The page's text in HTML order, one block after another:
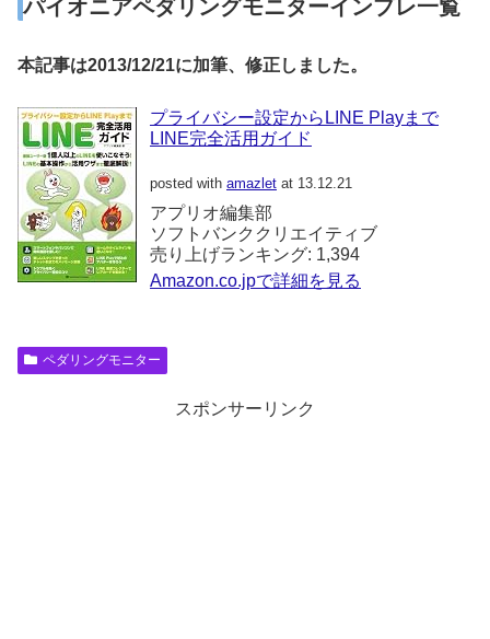
パイオニアペダリングモニターインプレ一覧
本記事は2013/12/21に加筆、修正しました。
プライバシー設定からLINE Playまで
LINE完全活用ガイド
posted with amazlet at 13.12.21
アプリオ編集部
ソフトバンククリエイティブ
売り上げランキング: 1,394
Amazon.co.jpで詳細を見る
ペダリングモニター
スポンサーリンク